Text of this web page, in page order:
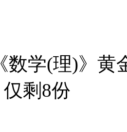
数学(理)》黄
剩 8份